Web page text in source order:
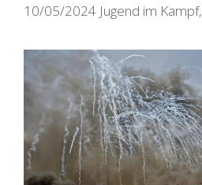
10/05/2024 Jugend im Kampf,